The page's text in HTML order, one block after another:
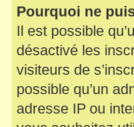
Pourquoi ne
Il est possible
désactivé les
visiteurs de
possible qu’un
adresse IP ou